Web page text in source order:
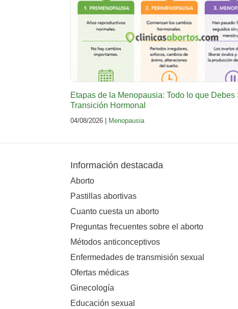
Etapas de la Menopausia: Todo lo que Debes
Transición Hormonal
04/08/2026 | Menopausia
Información destacada
Aborto
Pastillas abortivas
Cuanto cuesta un aborto
Preguntas frecuentes sobre el aborto
Métodos anticonceptivos
Enfermedades de transmisión sexual
Ofertas médicas
Ginecología
Educación sexual